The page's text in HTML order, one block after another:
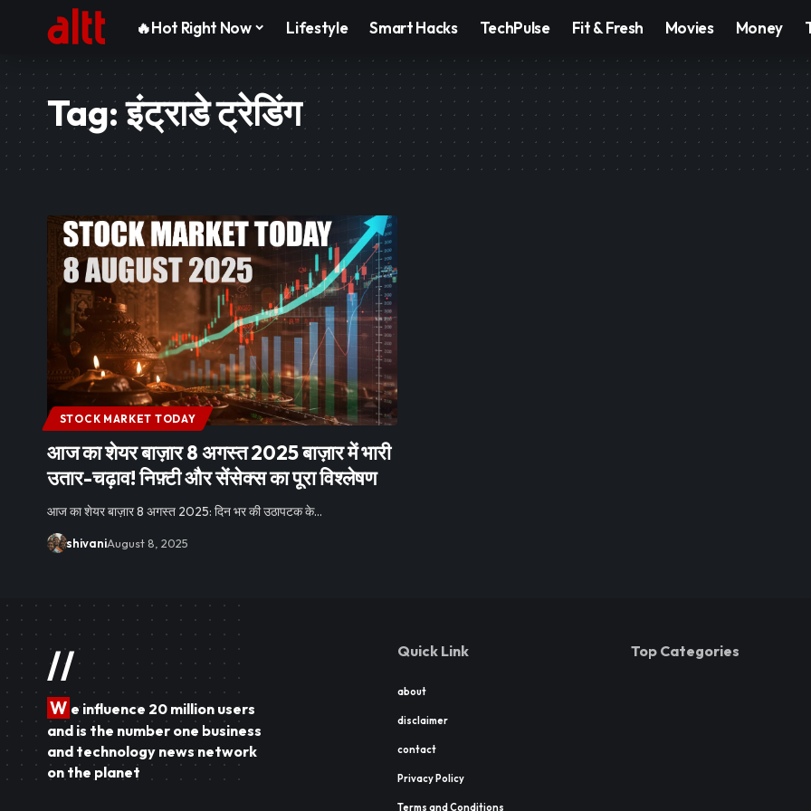
🔥Hot Right Now Lifestyle Smart Hacks TechPulse Fit & Fresh Movies Money
Tag:इंट्राडे ट्रेडिंग
STOCK MARKET TODAY
आज का शेयर बाज़ार 8 अगस्त 2025 बाज़ार में भारी
उतार-चढ़ाव! निफ़्टी और सेंसेक्स का पूरा विश्लेषण
आज का शेयर बाज़ार 8 अगस्त 2025: दिन भर की उठापटक के…
shivaniAugust 8, 2025
//
W e influence 20 million users
and is the number one business
and technology news network
on the planet
Quick Link
about
disclaimer
contact
Privacy Policy
Terms and Conditions
Top Categories